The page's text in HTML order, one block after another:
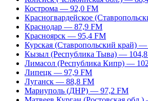
Кострома — 92,0 FM
Красногвардейское
Краснодар — 87,9 FM
Красноярск — 95,4 FM
Курская (Ставропольский край)
Кызыл (Республика Тыва) —
Лимасол (Республика Кипр) —
Липецк — 97,9 FM
Луганск — 88,8 FM
Мариуполь (ДНР) — 97,2 FM